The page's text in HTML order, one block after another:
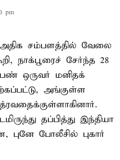
pm
அதிக சம்பளத்தில் வேலை
நாக்பூரைச் சேர்ந்த 28
ஒருவர் மனிதக்
அங்குள்ள
தப்பித்து இந்தியா
போலீசில் புகார்